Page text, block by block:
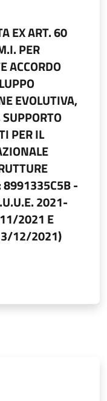
EX ART. 60
PER
ACCORDO
EVOLUTIVA,
PER IL
8991335C5B -
2021-
2021 E
3/12/2021)